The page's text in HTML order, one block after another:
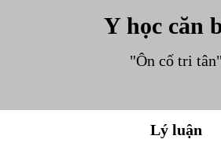
Y học căn
"Ôn cố tri tân"
Lý luận